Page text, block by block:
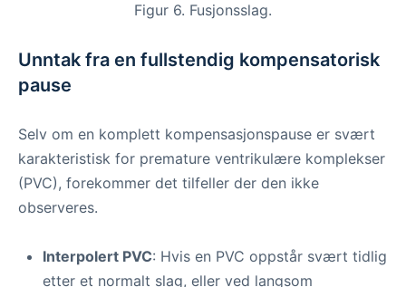
Figur 6. Fusjonsslag.
Unntak fra en fullstendig kompensatorisk
pause
Selv om en komplett kompensasjonspause er svært
karakteristisk for premature ventrikulære komplekser
(PVC), forekommer det tilfeller der den ikke
observeres.
Interpolert PVC: Hvis en PVC oppstår svært tidlig
etter et normalt slag, eller ved langsom